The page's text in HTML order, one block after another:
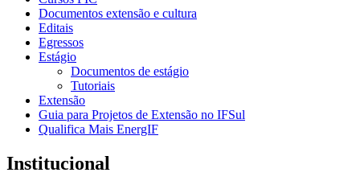
Documentos extensão e cultura
Editais
Egressos
Estágio
Documentos de estágio
Tutoriais
Extensão
Guia para Projetos de Extensão no IFSul
Qualifica Mais EnergIF
Institucional